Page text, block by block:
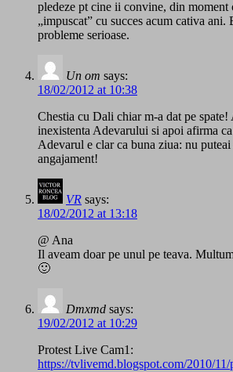
pledeze pt cine ii convine, din moment
„impuscat” cu succes acum cativa ani.
probleme serioase.
Un om says:
18/02/2012 at 10:38
Chestia cu Dali chiar m-a dat pe spate!
inexistenta Adevarului si apoi afirma
Adevarul e clar ca buna ziua: nu
angajament!
VR says:
18/02/2012 at 13:18
@ Ana
Il aveam doar pe unul pe teava.
🙂
Dmxmd says:
19/02/2012 at 10:29
Protest Live Cam1:
https://tvlivemd.blogspot.com/2010/11/